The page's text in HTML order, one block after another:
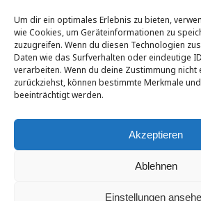
Um dir ein optimales Erlebnis zu bieten,
wie Cookies, um Geräteinformationen zu
zuzugreifen. Wenn du diesen Technologien
Daten wie das Surfverhalten oder eindeutige
verarbeiten. Wenn du deine Zustimmung
zurückziehst, können bestimmte Merkmale
beeinträchtigt werden.
Akzeptieren
Ablehnen
Einstellungen
© AED-Austria, Andreas Leithner 2003-
Impressum Datenschutz
AGB